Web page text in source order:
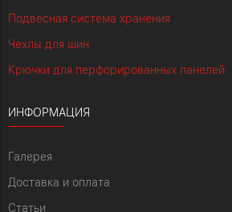
Подвесная система хранения
Чехлы для шин
Крючки для перфорированных панелей
ИНФОРМАЦИЯ
Галерея
Доставка и оплата
Статьи